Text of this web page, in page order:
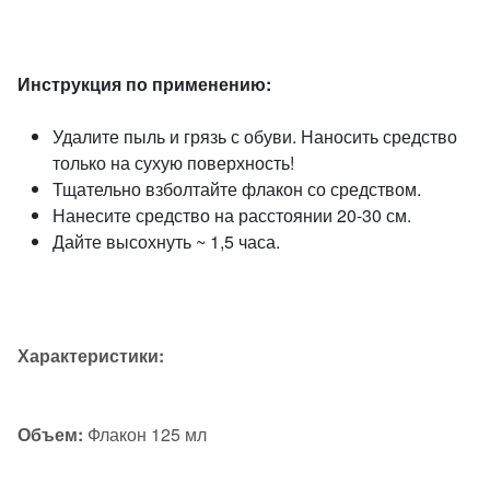
Инструкция по применению:
Удалите пыль и грязь с обуви. Наносить средство
только на сухую поверхность!
Тщательно взболтайте флакон со средством.
Нанесите средство на расстоянии 20-30 см.
Дайте высохнуть ~ 1,5 часа.
Характеристики:
Объем: Флакон 125 мл